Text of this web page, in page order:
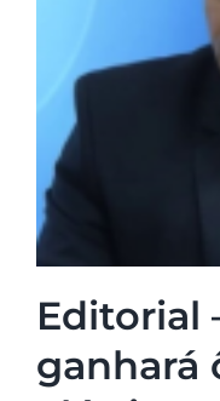
Editorial
ganhará